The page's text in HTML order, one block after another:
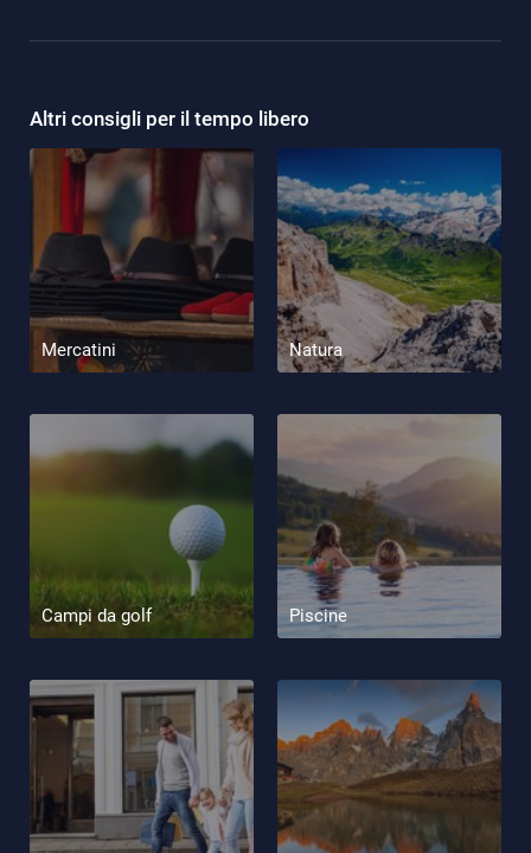
Altri consigli per il tempo libero
Mercatini Natura
Campi da golf Piscine